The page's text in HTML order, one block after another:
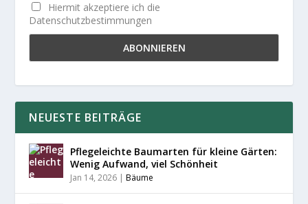
Hiermit akzeptiere ich die
Datenschutzbestimmungen
NEUESTE BEITRÄGE
Pflegeleichte Baumarten für kleine Gärten:
Wenig Aufwand, viel Schönheit
Jan 14, 2026 |Bäume